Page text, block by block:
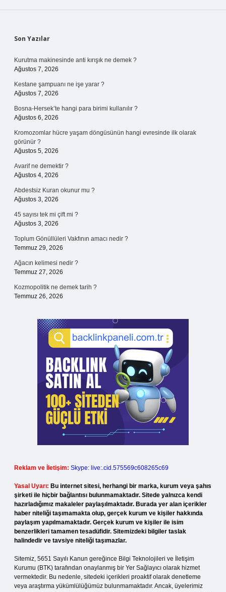
Sidebar
Son Yazılar
Kurutma makinesinde anti kırışık ne demek ?
Ağustos 7, 2026
Kestane şampuanı ne işe yarar ?
Ağustos 7, 2026
Bosna-Hersek’te hangi para birimi kullanılır ?
Ağustos 6, 2026
Kromozomlar hücre yaşam döngüsünün hangi evresinde ilk olarak
görünür ?
Ağustos 5, 2026
Avarif ne demektir ?
Ağustos 4, 2026
Abdestsiz Kuran okunur mu ?
Ağustos 3, 2026
45 sayısı tek mi çift mi ?
Ağustos 3, 2026
Toplum Gönüllüleri Vakfının amacı nedir ?
Temmuz 29, 2026
Ağacın kelimesi nedir ?
Temmuz 27, 2026
Kozmopolitik ne demek tarih ?
Temmuz 26, 2026
Reklam ve İletişim: Skype: live:.cid.575569c608265c69
Yasal Uyarı: Bu internet sitesi, herhangi bir marka, kurum veya şahıs
şirketi ile hiçbir bağlantısı bulunmamaktadır. Sitede yalnızca kendi
hazırladığımız makaleler paylaşılmaktadır. Burada yer alan içerikler
haber niteliği taşımamakta olup, gerçek kurum ve kişiler hakkında
paylaşım yapılmamaktadır. Gerçek kurum ve kişiler ile isim
benzerlikleri tamamen tesadüfidir. Sitemizdeki bilgiler taslak
halindedir ve tavsiye niteliği taşımazlar.
Sitemiz, 5651 Sayılı Kanun gereğince Bilgi Teknolojileri ve İletişim
Kurumu (BTK) tarafından onaylanmış bir Yer Sağlayıcı olarak hizmet
vermektedir. Bu nedenle, sitedeki içerikleri proaktif olarak denetleme
veya araştırma yükümlülüğümüz bulunmamaktadır. Ancak, üyelerimiz